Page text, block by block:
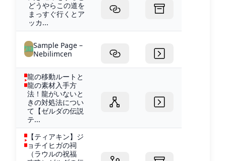
どうやらこの道を
まっすぐ行くとア
ッカ...
Sample Page –
Nebilimcen
龍の移動ルートと
龍の素材入手方
法！龍がいないと
きの対処法につい
て【ゼルダの伝説
テ...
【ティアキン】ジ
ョチイヒガの祠
（ラウルの祝福